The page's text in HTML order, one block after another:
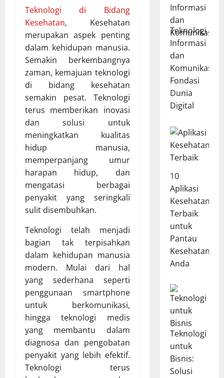
Teknologi di Bidang
Kesehatan, Kesehatan
merupakan aspek penting
dalam kehidupan manusia.
Semakin berkembangnya
zaman, kemajuan teknologi
di bidang kesehatan
semakin pesat. Teknologi
terus memberikan inovasi
dan solusi untuk
meningkatkan kualitas
hidup manusia,
memperpanjang umur
harapan hidup, dan
mengatasi berbagai
penyakit yang seringkali
sulit disembuhkan.
Teknologi telah menjadi
bagian tak terpisahkan
dalam kehidupan manusia
modern. Mulai dari hal
yang sederhana seperti
penggunaan smartphone
untuk berkomunikasi,
hingga teknologi medis
yang membantu dalam
diagnosa dan pengobatan
penyakit yang lebih efektif.
Teknologi terus
Teknologi
Informasi
dan
Komunikasi:
Fondasi
Dunia
Digital
10
Aplikasi
Kesehatan
Terbaik
untuk
Pantau
Kesehatan
Anda
Teknologi
untuk
Bisnis:
Solusi